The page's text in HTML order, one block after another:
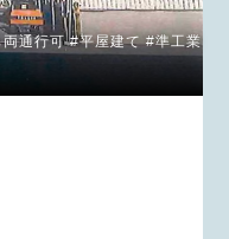
通行可 #平屋建て #準工業